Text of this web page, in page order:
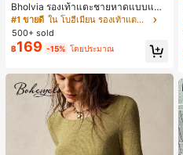
Bholvia รองเท้าแตะชายหาดแบบแบน
สบาย ๆ ลายฉลุมาใหม่สำหรับผู้หญิง
#1 ขายดี
ใน โบฮีเมียน รองเท้าแตะผู้หญิง
500+ sold
฿169 -15% โดยประมาณ